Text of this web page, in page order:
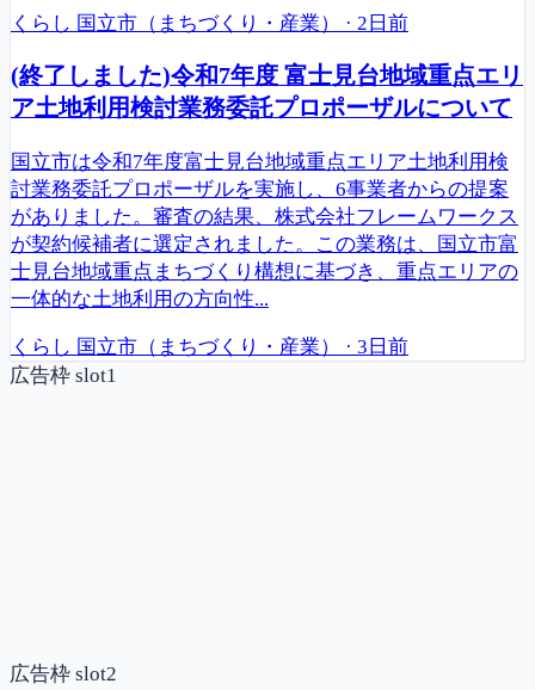
くらし 国立市（まちづくり・産業） · 2日前
(終了しました)令和7年度 富士見台地域重点エリ
ア土地利用検討業務委託プロポーザルについて
国立市は令和7年度富士見台地域重点エリア土地利用検
討業務委託プロポーザルを実施し、6事業者からの提案
がありました。審査の結果、株式会社フレームワークス
が契約候補者に選定されました。この業務は、国立市富
士見台地域重点まちづくり構想に基づき、重点エリアの
一体的な土地利用の方向性...
くらし 国立市（まちづくり・産業） · 3日前
広告枠 slot1
広告枠 slot2